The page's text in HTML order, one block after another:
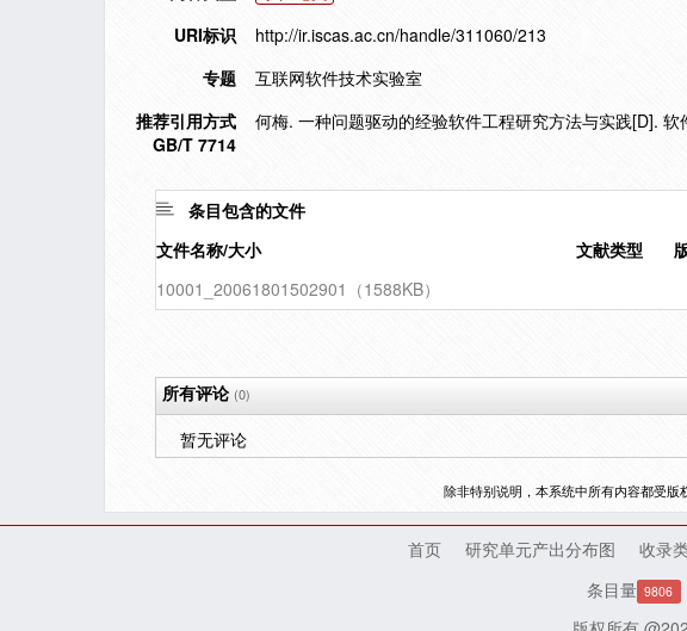
URI标识
http://ir.iscas.ac.cn/handle/311060/213
专题
互联网软件技术实验室
推荐引用方式
GB/T 7714
何梅. 一种问题驱动的经验软件工程研究方法与实践[D].
条目包含的文件
文件名称/大小
文献类型
10001_20061801502901（1588KB）
所有评论(0)
暂无评论
除非特别说明，本系统中所有内容都受版
首页 研究单元产出分布图 收录
条目量 9806